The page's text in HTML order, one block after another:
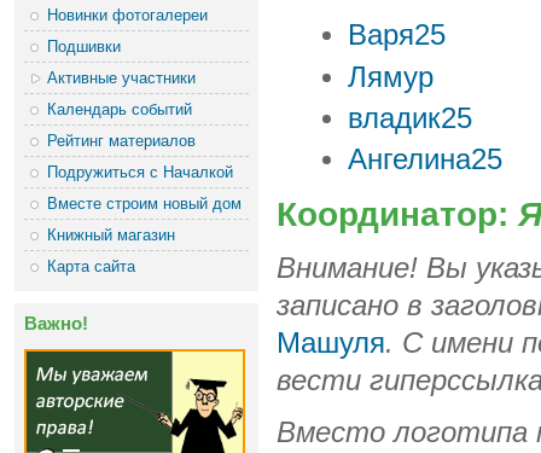
Новинки фотогалереи
Подшивки
Активные участники
Календарь событий
Рейтинг материалов
Подружиться с Началкой
Вместе строим новый дом
Книжный магазин
Карта сайта
Важно!
Варя25
Лямур
владик25
Ангелина25
Координатор:
Внимание! Вы
записано в
Машуля. С имени
вести
Вместо логотипа